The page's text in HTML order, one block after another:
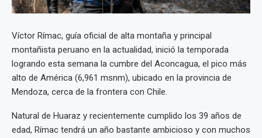
Víctor Rímac, guía oficial de alta montaña y principal
montañista peruano en la actualidad, inició la temporada
logrando esta semana la cumbre del Aconcagua, el pico más
alto de América (6,961 msnm), ubicado en la provincia de
Mendoza, cerca de la frontera con Chile.
Natural de Huaraz y recientemente cumplido los 39 años de
edad, Rímac tendrá un año bastante ambicioso y con muchos